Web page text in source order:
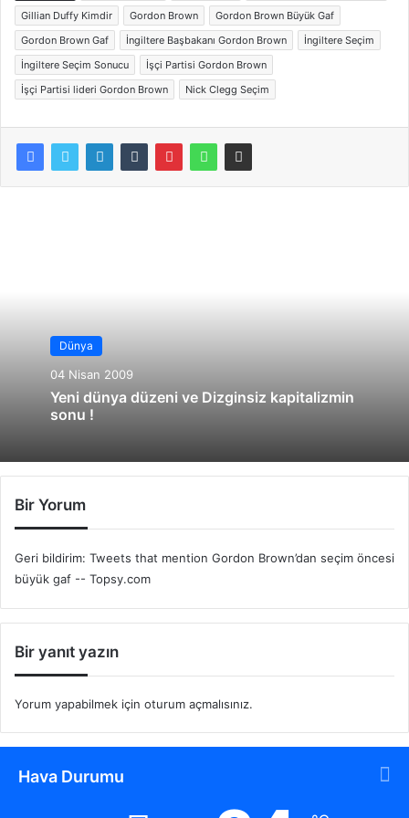
Gillian Duffy Kimdir Gordon Brown
Gordon Brown Büyük Gaf
Gordon Brown Gaf
İngiltere Başbakanı Gordon Brown
İngiltere Seçim
İngiltere Seçim Sonucu
İşçi Partisi Gordon Brown
İşçi Partisi lideri Gordon Brown
Nick Clegg Seçim
Dünya
04 Nisan 2009
Yeni dünya düzeni ve Dizginsiz kapitalizmin
sonu !
Bir Yorum
Geri bildirim: Tweets that mention Gordon Brown’dan seçim öncesi
büyük gaf -- Topsy.com
Bir yanıt yazın
Yorum yapabilmek için oturum açmalısınız.
Hava Durumu